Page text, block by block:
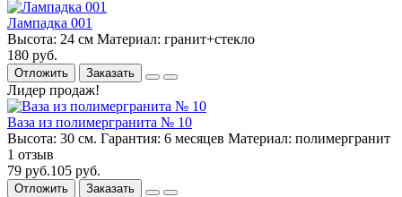
Лампадка 001
Высота: 24 см Материал: гранит+стекло
180 руб.
Отложить Заказать
Лидер продаж!
Ваза из полимергранита № 10
Высота: 30 см. Гарантия: 6 месяцев Материал: полимергранит
1 отзыв
79 руб.105 руб.
Отложить Заказать